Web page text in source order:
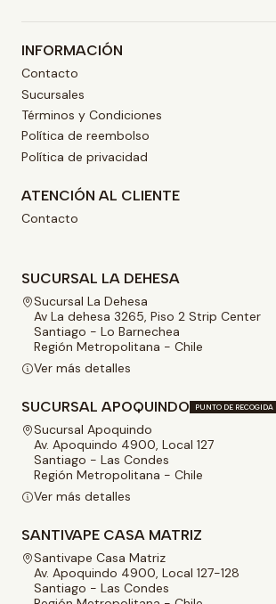
INFORMACIÓN
Contacto
Sucursales
Términos y Condiciones
Política de reembolso
Política de privacidad
ATENCIÓN AL CLIENTE
Contacto
SUCURSAL LA DEHESA
Sucursal La Dehesa
Av La dehesa 3265, Piso 2 Strip Center
Santiago - Lo Barnechea
Región Metropolitana - Chile
Ver más detalles
SUCURSAL APOQUINDO PUNTO DE RECOGIDA
Sucursal Apoquindo
Av. Apoquindo 4900, Local 127
Santiago - Las Condes
Región Metropolitana - Chile
Ver más detalles
SANTIVAPE CASA MATRIZ
Santivape Casa Matriz
Av. Apoquindo 4900, Local 127-128
Santiago - Las Condes